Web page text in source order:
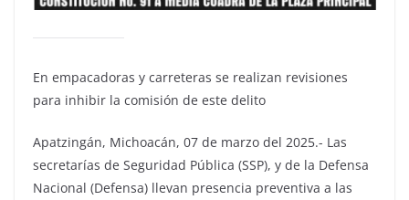
En empacadoras y carreteras se realizan revisiones
para inhibir la comisión de este delito
Apatzingán, Michoacán, 07 de marzo del 2025.- Las
secretarías de Seguridad Pública (SSP), y de la Defensa
Nacional (Defensa) llevan presencia preventiva a las